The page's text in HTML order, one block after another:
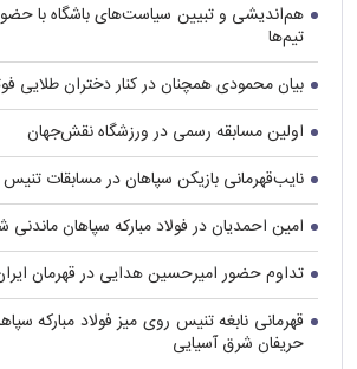
هم‌اندیشی و تبیین سیاست‌های باشگاه با
تیم‌ها
بیان محمودی همچنان در کنار دختران طلایی
اولین مسابقه رسمی در ورزشگاه نقش‌جهان
نایب‌قهرمانی بازیکن سپاهان در مسابقات
امین احمدیان در فولاد مبارکه سپاهان ماندنی
تداوم حضور امیرحسین هدایی در قهرمان
قهرمانی نابغه تنیس روی میز فولاد مبارکه
حریفان شرق آسیایی